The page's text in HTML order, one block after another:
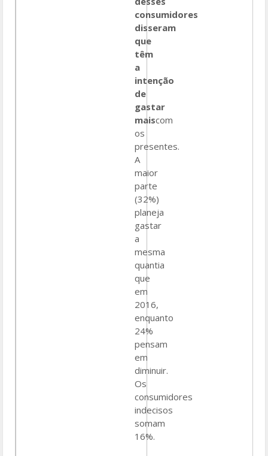
consumidores
disseram
que
têm
a
intenção
de
gastar
maiscom
os
presentes.
A
maior
parte
(32%)
planeja
gastar
a
mesma
quantia
que
em
2016,
enquanto
24%
pensam
em
diminuir.
Os
consumidores
indecisos
somam
16%.